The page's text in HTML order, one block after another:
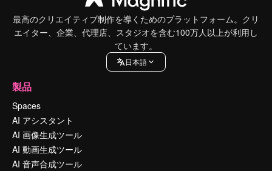
最高のクリエイティブ制作を導くためのプラットフォーム。クリ
エイター、企業、代理店、スタジオを含む100万人以上が利用し
ています。
日本語
製品
Spaces
AI アシスタント
AI 画像生成ツール
AI 動画生成ツール
AI 音声合成ツール